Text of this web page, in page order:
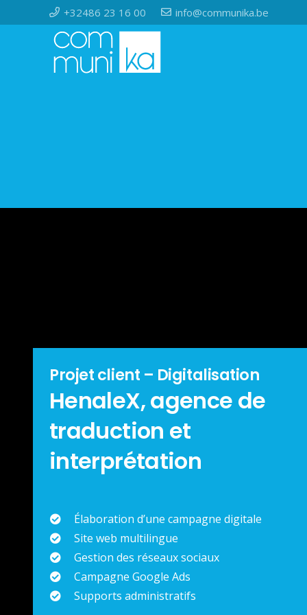
+32486 23 16 00 info@communika.be
Projet client – Digitalisation
HenaleX, agence de
traduction et
interprétation
Élaboration d’une campagne digitale
Site web multilingue
Gestion des réseaux sociaux
Campagne Google Ads
Supports administratifs